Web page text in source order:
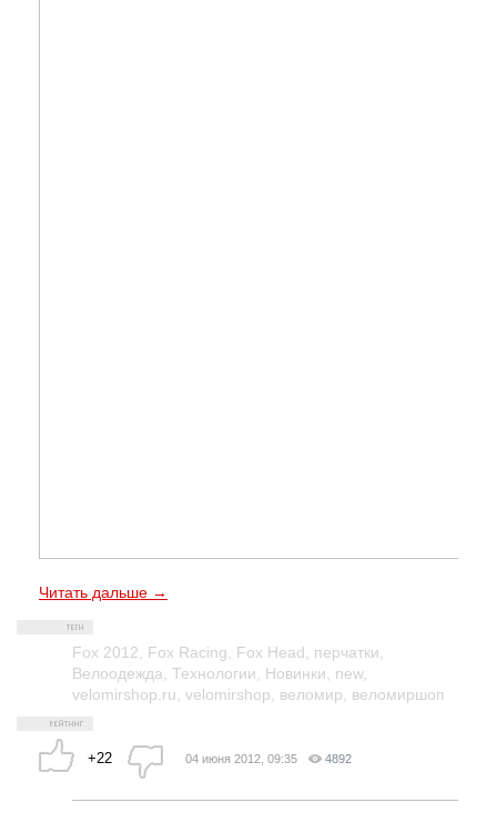
Читать дальше →
Fox 2012 Fox Racing Fox Head перчатки
Велоодежда Технологии Новинки new,
velomirshop.ru velomirshop веломир веломиршоп
+22 04 июня 2012, 09:35 4892